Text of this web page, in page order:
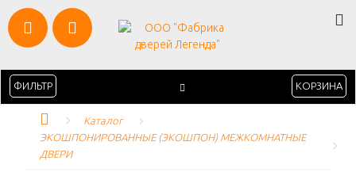
ФИЛЬТР КОРЗИНА
Каталог
ЭКОШПОНИРОВАННЫЕ (ЭКОШПОН) МЕЖКОМНАТНЫЕ
ДВЕРИ